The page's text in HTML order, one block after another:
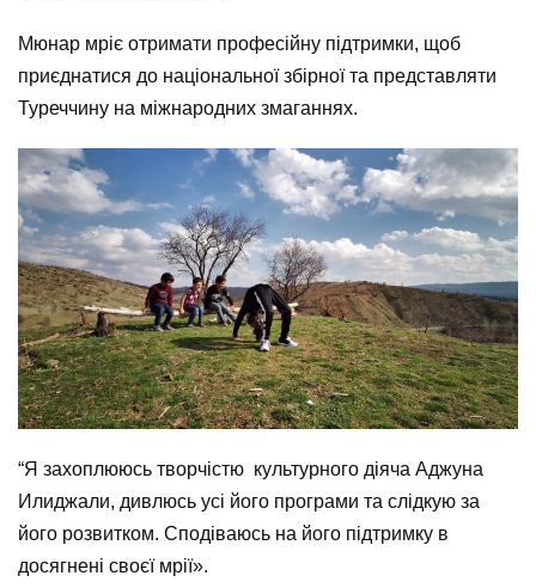
Мюнар мріє отримати професійну підтримки, щоб
приєднатися до національної збірної та представляти
Туреччину на міжнародних змаганнях.
“Я захоплююсь творчістю культурного діяча Аджуна
Илиджали, дивлюсь усі його програми та слідкую за
його розвитком. Сподіваюсь на його підтримку в
досягнені своєї мрії».